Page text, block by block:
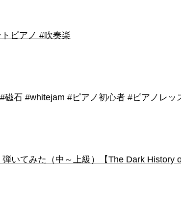
ピアノ #吹奏楽
石 #whitejam #ピアノ初心者 #ピアノレッ
いてみた（中～上級）【The Dark History